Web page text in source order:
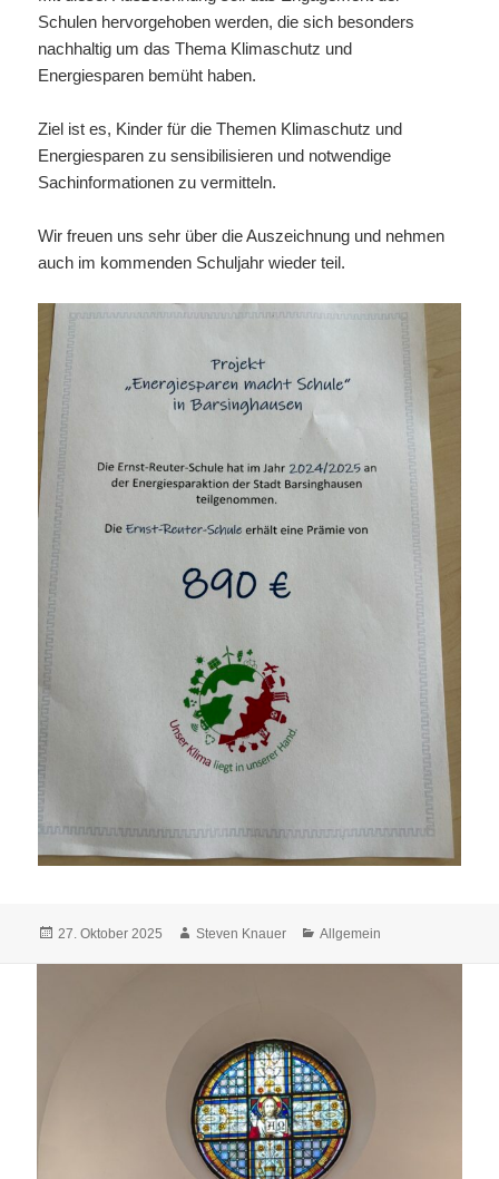
Schulen hervorgehoben werden, die sich besonders
nachhaltig um das Thema Klimaschutz und
Energiesparen bemüht haben.
Ziel ist es, Kinder für die Themen Klimaschutz und
Energiesparen zu sensibilisieren und notwendige
Sachinformationen zu vermitteln.
Wir freuen uns sehr über die Auszeichnung und nehmen
auch im kommenden Schuljahr wieder teil.
Veröffentlicht
27. Oktober 2025 Autor
Steven Knauer Kategorien
Allgemein